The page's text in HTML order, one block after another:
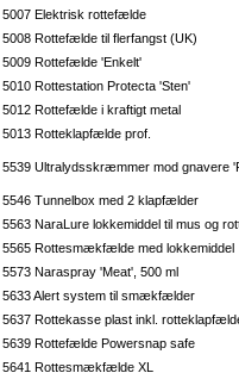
5007 Elektrisk rottefælde
5008 Rottefælde til flerfangst (UK)
5009 Rottefælde 'Enkelt'
5010 Rottestation Protecta 'Sten'
5012 Rottefælde i kraftigt metal
5013 Rotteklapfælde prof.
5539 Ultralydsskræmmer mod gnavere
5546 Tunnelbox med 2 klapfælder
5563 NaraLure lokkemiddel til mus og
5565 Rottesmækfælde med lokkemiddel
5573 Naraspray 'Meat', 500 ml
5633 Alert system til smækfælder
5637 Rottekasse plast inkl.
5639 Rottefælde Powersnap safe
5641 Rottesmækfælde XL